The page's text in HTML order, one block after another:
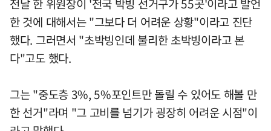
전날 한 위원장이 '전국 박빙 선거구가 55곳'이라고 발언
한 것에 대해서는 "그보다 더 어려운 상황"이라고 진단
했다. 그러면서 "초박빙인데 불리한 초박빙이라고 본
다"고도 했다.
그는 "중도층 3%, 5%포인트만 돌릴 수 있어도 해볼 만
한 선거"라며 "그 고비를 넘기가 굉장히 어려운 시점"이